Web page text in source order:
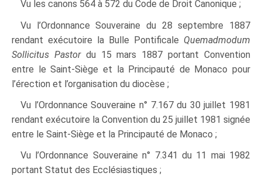
Vu les canons 564 à 572 du Code de Droit Canonique ;
Vu l’Ordonnance Souveraine du 28 septembre 1887
rendant exécutoire la Bulle Pontificale Quemadmodum
Sollicitus Pastordu 15 mars 1887 portant Convention
entre le Saint-Siège et la Principauté de Monaco pour
l’érection et l’organisation du diocèse ;
Vu l’Ordonnance Souveraine n° 7.167 du 30 juillet 1981
rendant exécutoire la Convention du 25 juillet 1981 signée
entre le Saint-Siège et la Principauté de Monaco ;
Vu l’Ordonnance Souveraine n° 7.341 du 11 mai 1982
portant Statut des Ecclésiastiques ;